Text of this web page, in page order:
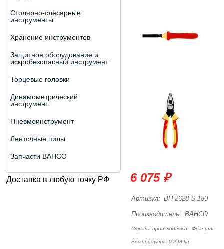
Столярно-слесарные
инструменты
Хранение инструментов
Защитное оборудование и
искробезопасный инструмент
Торцевые головки
Динамометрический
инструмент
Пневмоинструмент
Ленточные пилы
Запчасти BAHCO
Доставка в любую точку РФ 6 075 ₽
Артикул: BH-2628 S-180
Производитель: BAHCO
Страна производства: Франция
Вес продукта: 0.298 kg